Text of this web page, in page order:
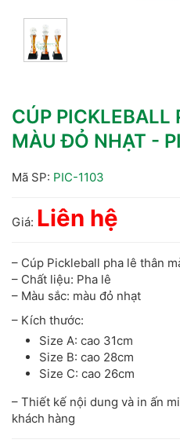
CÚP PICKLEBALL
MÀU ĐỎ NHẠT -
Mã SP: PIC-1103
Giá: Liên hệ
– Cúp Pickleball pha lê thân
– Chất liệu: Pha lê
– Màu sắc: màu đỏ nhạt
– Kích thước:
Size A: cao 31cm
Size B: cao 28cm
Size C: cao 26cm
– Thiết kế nội dung và in ấn
khách hàng